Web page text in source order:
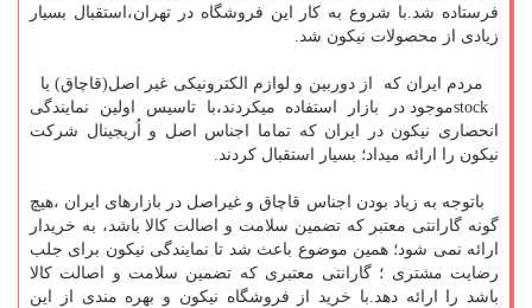
فرستاده شد.با شروع به کار این فروشگاه در تهران،استقبال بسیار
زیادی از محصولات نیکون شد.
مردم ایران که از دوربین و لوازم الکترونیکی غیر اصل(قاچاق) یا
stockموجود در بازار استفاده میکردند،با تاسیس اولین نمایندگی
انحصاری نیکون در ایران که تماما اجناس اصل و اُریجینال شرکت
نیکون را ارائه میداد؛ بسیار استقبال کردند.
باتوجه به زیاد بودن اجناس قاچاق و غیراصل در بازارهای ایران ،هیچ
گونه گارانتی معتبر که تضمین سلامت و اصالت کالا باشد، به خریدار
ارائه نمی شود؛ همین موضوع باعث شد تا نمایندگی نیکون برای جلب
رضایت مشتری ؛ گارانتی معتبری که تضمین سلامت و اصالت کالا
باشد را ارائه دهد.با خرید از فروشگاه نیکون و بهره مندی از این